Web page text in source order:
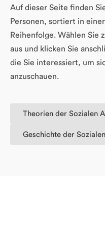
Auf dieser Seite finden
Personen, sortiert in
Reihenfolge. Wählen Sie
aus und klicken Sie
die Sie interessiert, um
anzuschauen.
Theorien der Sozialen
Geschichte der